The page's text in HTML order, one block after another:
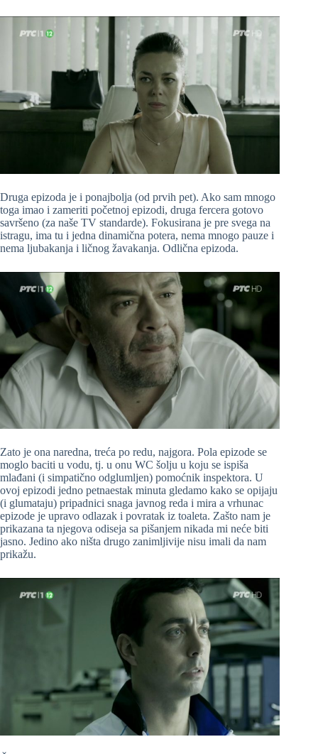
Druga epizoda je i ponajbolja (od prvih pet). Ako sam mnogo
toga imao i zameriti početnoj epizodi, druga fercera gotovo
savršeno (za naše TV standarde). Fokusirana je pre svega na
istragu, ima tu i jedna dinamična potera, nema mnogo pauze i
nema ljubakanja i ličnog žavakanja. Odlična epizoda.
Zato je ona naredna, treća po redu, najgora. Pola epizode se
moglo baciti u vodu, tj. u onu WC šolju u koju se ispiša
mlađani (i simpatično odglumljen) pomoćnik inspektora. U
ovoj epizodi jedno petnaestak minuta gledamo kako se opijaju
(i glumataju) pripadnici snaga javnog reda i mira a vrhunac
epizode je upravo odlazak i povratak iz toaleta. Zašto nam je
prikazana ta njegova odiseja sa pišanjem nikada mi neće biti
jasno. Jedino ako ništa drugo zanimljivije nisu imali da nam
prikažu.